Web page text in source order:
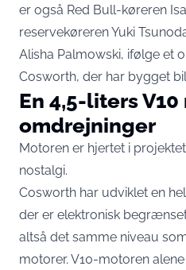
er også Red Bull-køreren
reservekøreren Yuki
Alisha Palmowski, ifølge et
Cosworth, der har bygget
En 4,5-liters V10
omdrejninger
Motoren er hjertet i
nostalgi.
Cosworth har udviklet en
der er elektronisk
altså det samme niveau
motorer. V10-motoren